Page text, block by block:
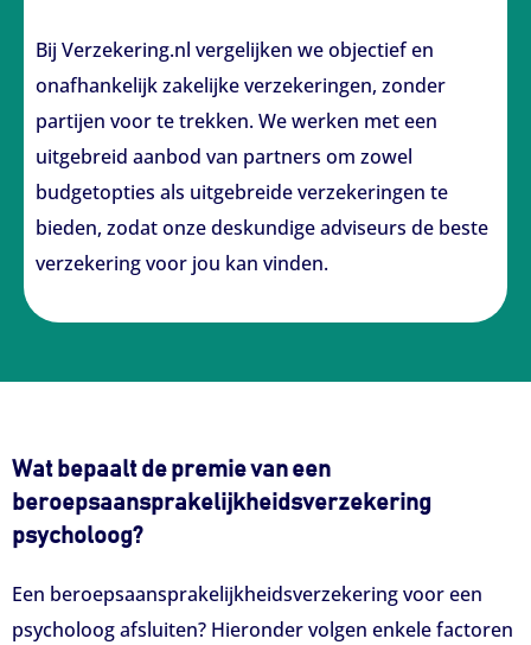
Bij Verzekering.nl vergelijken we objectief en
onafhankelijk zakelijke verzekeringen, zonder
partijen voor te trekken. We werken met een
uitgebreid aanbod van partners om zowel
budgetopties als uitgebreide verzekeringen te
bieden, zodat onze deskundige adviseurs de beste
verzekering voor jou kan vinden.
Wat bepaalt de premie van een
beroepsaansprakelijkheidsverzekering
psycholoog?
Een beroepsaansprakelijkheidsverzekering voor een
psycholoog afsluiten? Hieronder volgen enkele factoren